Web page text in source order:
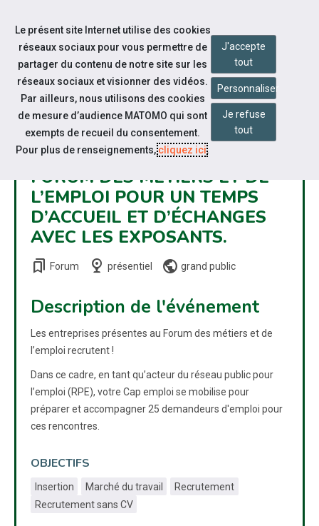
Aller au contenu
FORUM DES MÉTIERS ET DE
L’EMPLOI POUR UN TEMPS
D’ACCUEIL ET D’ÉCHANGES
AVEC LES EXPOSANTS.
bookmarks Forum nest_cam_indoor présentiel public grand public
Description de l'événement
Les entreprises présentes au Forum des métiers et de
l’emploi recrutent !
Dans ce cadre, en tant qu’acteur du réseau public pour
l’emploi (RPE), votre Cap emploi se mobilise pour
préparer et accompagner 25 demandeurs d'emploi pour
ces rencontres.
OBJECTIFS
Insertion Marché du travail
Recrutement
Recrutement sans CV
Le présent site Internet utilise des cookies
réseaux sociaux pour vous permettre de
partager du contenu de notre site sur les
réseaux sociaux et visionner des vidéos.
Par ailleurs, nous utilisons des cookies
de mesure d’audience MATOMO qui sont
exempts de recueil du consentement.
Pour plus de renseignements,cliquez ici.
J'accepte
tout
Personnaliser
Je refuse
tout